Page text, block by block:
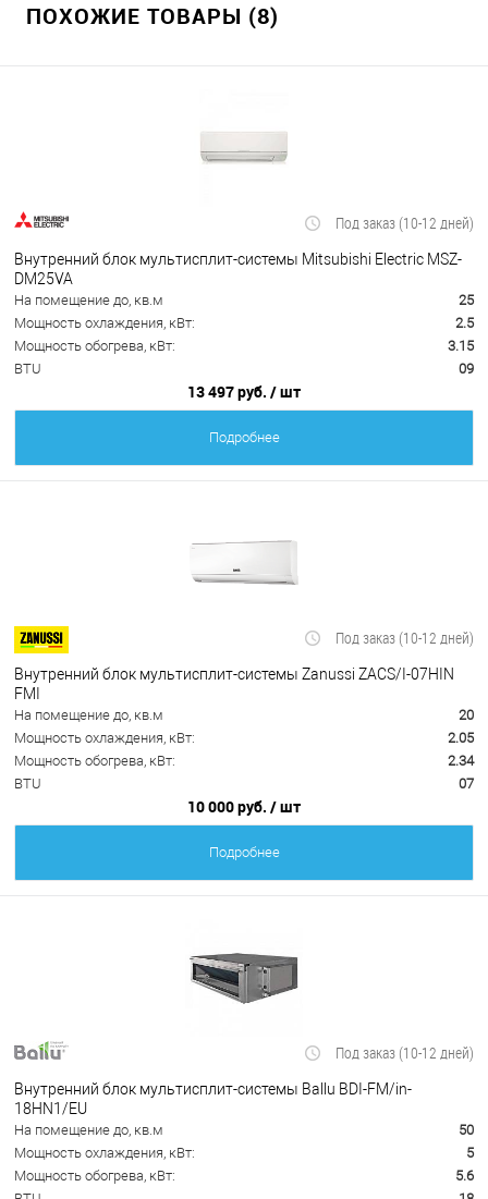
ПОХОЖИЕ ТОВАРЫ (8)
Под заказ (10-12 дней)
Внутренний блок мультисплит-системы Mitsubishi Electric MSZ-
DM25VA
На помещение до, кв.м
25
Мощность охлаждения, кВт:
2.5
Мощность обогрева, кВт:
3.15
BTU
09
13 497 руб. / шт
Подробнее
Под заказ (10-12 дней)
Внутренний блок мультисплит-системы Zanussi ZACS/I-07HIN
FMI
На помещение до, кв.м
20
Мощность охлаждения, кВт:
2.05
Мощность обогрева, кВт:
2.34
BTU
07
10 000 руб. / шт
Подробнее
Под заказ (10-12 дней)
Внутренний блок мультисплит-системы Ballu BDI-FM/in-
18HN1/EU
На помещение до, кв.м
50
Мощность охлаждения, кВт:
5
Мощность обогрева, кВт:
5.6